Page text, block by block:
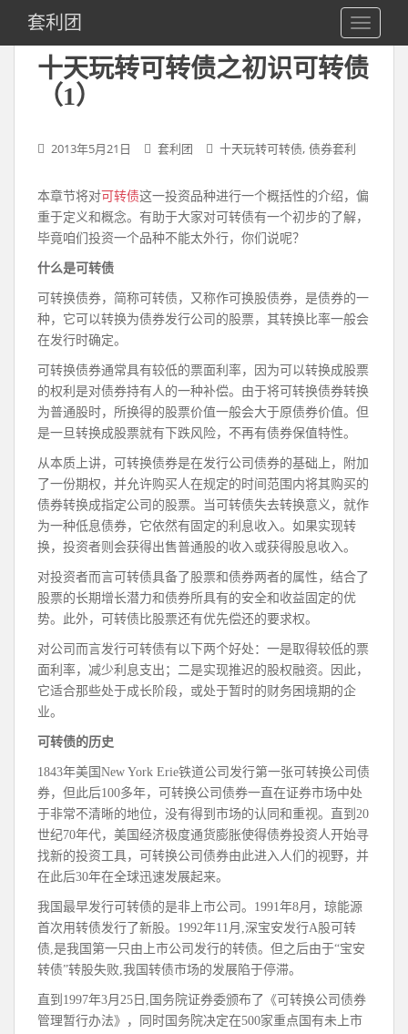
i
套利团
十天玩转可转债之初识可转债
（1）
2013年5月21日 套利团 十天玩转可转债, 债券套利
本章节将对可转债这一投资品种进行一个概括性的介绍，偏
重于定义和概念。有助于大家对可转债有一个初步的了解，
毕竟咱们投资一个品种不能太外行，你们说呢？
什么是可转债
可转换债券，简称可转债，又称作可换股债券，是债券的一
种，它可以转换为债券发行公司的股票，其转换比率一般会
在发行时确定。
可转换债券通常具有较低的票面利率，因为可以转换成股票
的权利是对债券持有人的一种补偿。由于将可转换债券转换
为普通股时，所换得的股票价值一般会大于原债券价值。但
是一旦转换成股票就有下跌风险，不再有债券保值特性。
从本质上讲，可转换债券是在发行公司债券的基础上，附加
了一份期权，并允许购买人在规定的时间范围内将其购买的
债券转换成指定公司的股票。当可转债失去转换意义，就作
为一种低息债券，它依然有固定的利息收入。如果实现转
换，投资者则会获得出售普通股的收入或获得股息收入。
对投资者而言可转债具备了股票和债券两者的属性，结合了
股票的长期增长潜力和债券所具有的安全和收益固定的优
势。此外，可转债比股票还有优先偿还的要求权。
对公司而言发行可转债有以下两个好处：一是取得较低的票
面利率，减少利息支出；二是实现推迟的股权融资。因此，
它适合那些处于成长阶段，或处于暂时的财务困境期的企
业。
可转债的历史
1843年美国New York Erie铁道公司发行第一张可转换公司债
券，但此后100多年，可转换公司债券一直在证券市场中处
于非常不清晰的地位，没有得到市场的认同和重视。直到20
世纪70年代，美国经济极度通货膨胀使得债券投资人开始寻
找新的投资工具，可转换公司债券由此进入人们的视野，并
在此后30年在全球迅速发展起来。
我国最早发行可转债的是非上市公司。1991年8月，琼能源
首次用转债发行了新股。1992年11月,深宝安发行A股可转
债,是我国第一只由上市公司发行的转债。但之后由于“宝安
转债”转股失败,我国转债市场的发展陷于停滞。
直到1997年3月25日,国务院证券委颁布了《可转换公司债券
管理暂行办法》，同时国务院决定在500家重点国有未上市